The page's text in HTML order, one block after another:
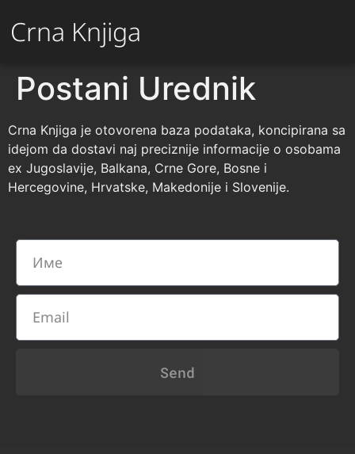
Crna Knjiga
Postani Urednik
Crna Knjiga je otovorena baza podataka, koncipirana sa
idejom da dostavi naj preciznije informacije o osobama
ex Jugoslavije, Balkana, Crne Gore, Bosne i
Hercegovine, Hrvatske, Makedonije i Slovenije.
Send